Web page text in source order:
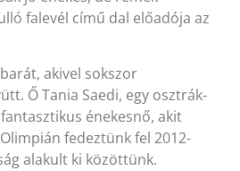
falevél című dal előadója az
akivel sokszor
Ő Tania Saedi, egy osztrák-
énekesnő, akit
fedeztünk fel 2012-
alakult ki közöttünk.